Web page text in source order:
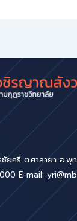
ยศรี ต.ศาลายา อ.
E-mail: